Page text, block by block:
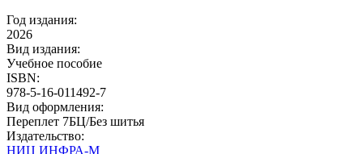
Год издания:
2026
Вид издания:
Учебное пособие
ISBN:
978-5-16-011492-7
Вид оформления:
Переплет 7БЦ/Без шитья
Издательство:
НИЦ ИНФРА-М